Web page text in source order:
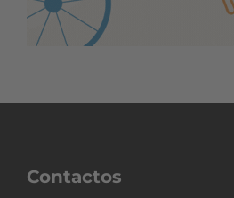
Contactos